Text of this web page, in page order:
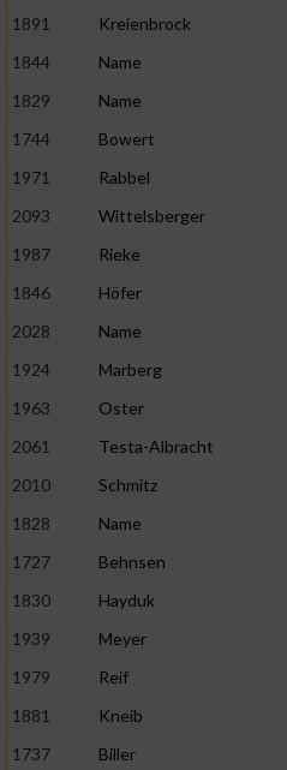
1891
Kreienbrock
1844
Name
1829
Name
1744
Bowert
1971
Rabbel
2093
Wittelsberger
1987
Rieke
1846
Höfer
2028
Name
1924
Marberg
1963
Oster
2061
Testa-Albracht
2010
Schmitz
1828
Name
1727
Behnsen
1830
Hayduk
1939
Meyer
1979
Reif
1881
Kneib
1737
Biller